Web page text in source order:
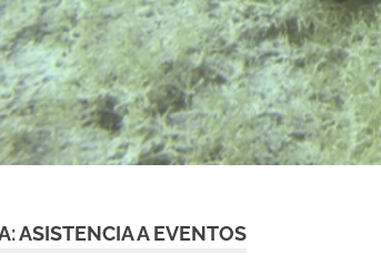
ASISTENCIA A EVENTOS